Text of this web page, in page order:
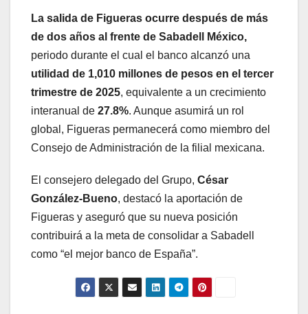
La salida de Figueras ocurre después de más
de dos años al frente de Sabadell México,
periodo durante el cual el banco alcanzó una
utilidad de 1,010 millones de pesos en el tercer
trimestre de 2025, equivalente a un crecimiento
interanual de 27.8%. Aunque asumirá un rol
global, Figueras permanecerá como miembro del
Consejo de Administración de la filial mexicana.
El consejero delegado del Grupo, César
González-Bueno, destacó la aportación de
Figueras y aseguró que su nueva posición
contribuirá a la meta de consolidar a Sabadell
como “el mejor banco de España”.